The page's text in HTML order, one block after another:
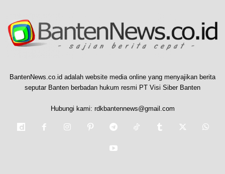
BantenNews.co.id adalah website media online yang menyajikan berita
seputar Banten berbadan hukum resmi PT Visi Siber Banten
Hubungi kami: rdkbantennews@gmail.com